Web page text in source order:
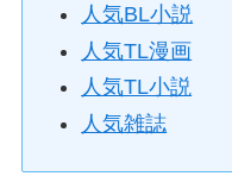
人気BL小説
人気TL漫画
人気TL小説
人気雑誌